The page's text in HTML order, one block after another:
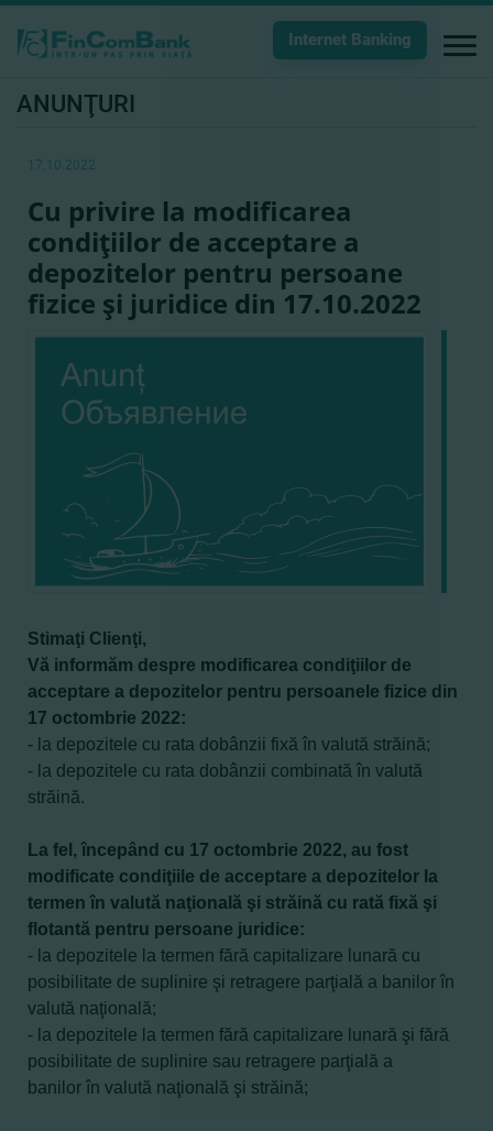
Internet Banking
ANUNŢURI
17.10.2022
Cu privire la modificarea
condiţiilor de acceptare a
depozitelor pentru persoane
fizice şi juridice din 17.10.2022
Stimaţi Clienţi,
Vă informăm despre modificarea condiţiilor de
acceptare a depozitelor pentru persoanele fizice din
17 octombrie 2022:
- la depozitele cu rata dobânzii fixă în valută străină;
- la depozitele cu rata dobânzii combinată în valută
străină.
La fel, începând cu 17 octombrie 2022, au fost
modificate condiţiile de acceptare a depozitelor la
termen în valută naţională şi străină cu rată fixă şi
flotantă pentru persoane juridice:
- la depozitele la termen fără capitalizare lunară cu
posibilitate de suplinire şi retragere parţială a banilor în
valută naţională;
- la depozitele la termen fără capitalizare lunară şi fără
posibilitate de suplinire sau retragere parţială a
banilor în valută naţională şi străină;